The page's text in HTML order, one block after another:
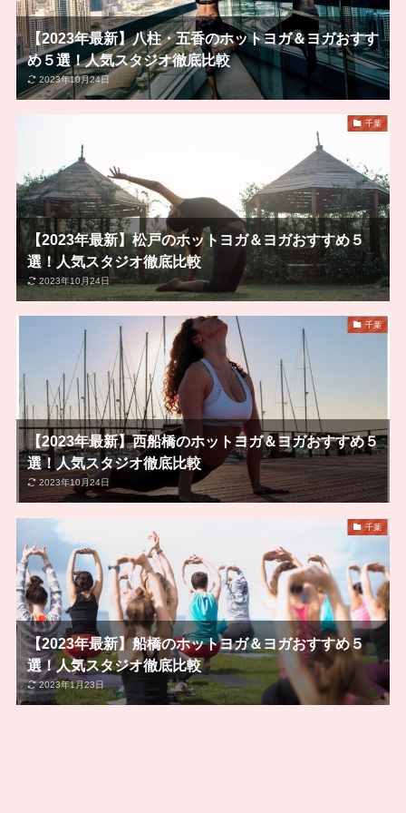
【2023年最新】八柱・五香のホットヨガ＆ヨガおすす
め５選！人気スタジオ徹底比較
2023年10月24日
千葉
【2023年最新】松戸のホットヨガ＆ヨガおすすめ５
選！人気スタジオ徹底比較
2023年10月24日
千葉
【2023年最新】西船橋のホットヨガ＆ヨガおすすめ５
選！人気スタジオ徹底比較
2023年10月24日
千葉
【2023年最新】船橋のホットヨガ＆ヨガおすすめ５
選！人気スタジオ徹底比較
2023年1月23日